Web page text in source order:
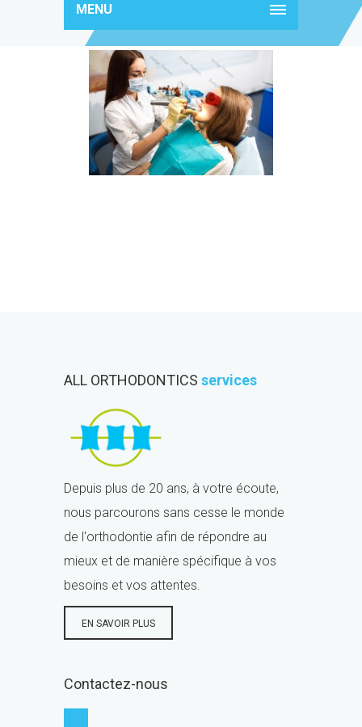
MENU
img3
ALL ORTHODONTICS services
Depuis plus de 20 ans, à votre écoute,
nous parcourons sans cesse le monde
de l'orthodontie afin de répondre au
mieux et de manière spécifique à vos
besoins et vos attentes.
EN SAVOIR PLUS
Contactez-nous